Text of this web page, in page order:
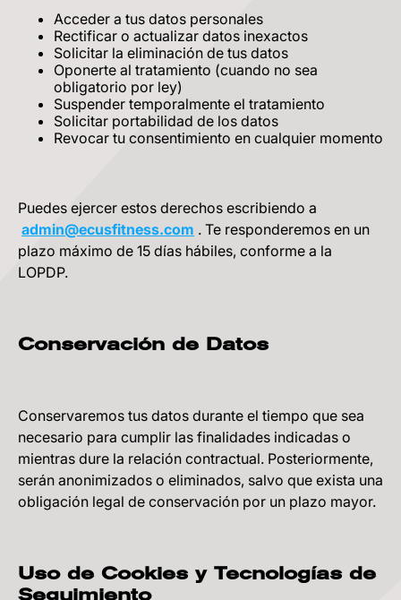
Acceder a tus datos personales
Rectificar o actualizar datos inexactos
Solicitar la eliminación de tus datos
Oponerte al tratamiento (cuando no sea
obligatorio por ley)
Suspender temporalmente el tratamiento
Solicitar portabilidad de los datos
Revocar tu consentimiento en cualquier momento
Puedes ejercer estos derechos escribiendo a
admin@ecusfitness.com . Te responderemos en un
plazo máximo de 15 días hábiles, conforme a la
LOPDP.
Conservación de Datos
Conservaremos tus datos durante el tiempo que sea
necesario para cumplir las finalidades indicadas o
mientras dure la relación contractual. Posteriormente,
serán anonimizados o eliminados, salvo que exista una
obligación legal de conservación por un plazo mayor.
Uso de Cookies y Tecnologías de
Seguimiento